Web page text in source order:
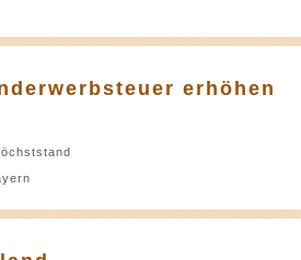
erhöhen